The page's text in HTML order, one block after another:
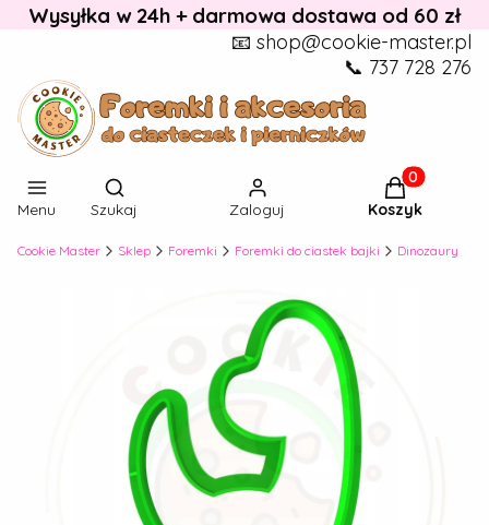
Wysyłka w 24h + darmowa dostawa od 60 zł
📧 shop@cookie-master.pl
📞 737 728 276
Menu
Otwórz wyszukiwarkę
Szukaj Zaloguj
Produkty w
Koszyk
Cookie Master Sklep Foremki Foremki do ciastek bajki Dinozaury